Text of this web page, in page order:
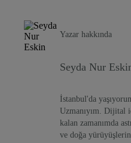
Yazar hakkında
Seyda Nur
İstanbul'da
Uzmanıyım. Dijital
kalan zamanımda
ve doğa